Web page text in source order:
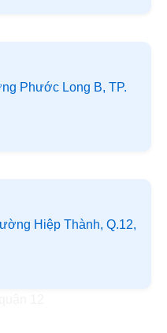
Phước Long B, TP.
Hiệp Thành, Q.12,